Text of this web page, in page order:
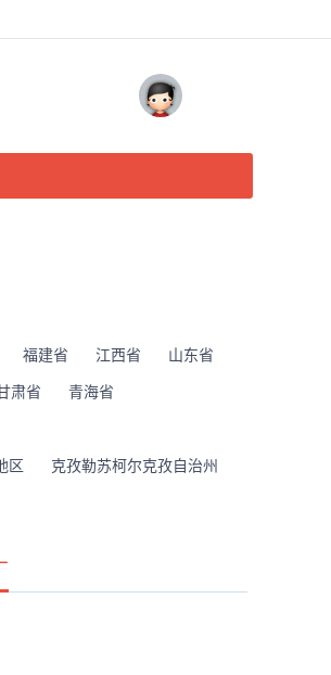
福建省 江西省
山东省
肃省
青海省
区
克孜勒苏柯尔克孜自治州